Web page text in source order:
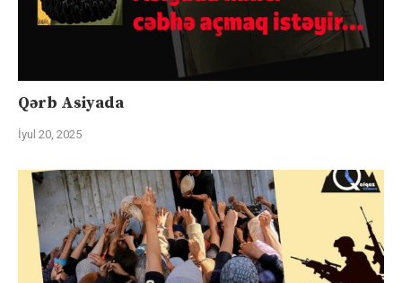
Qərb Asiyada
İyul 20, 2025